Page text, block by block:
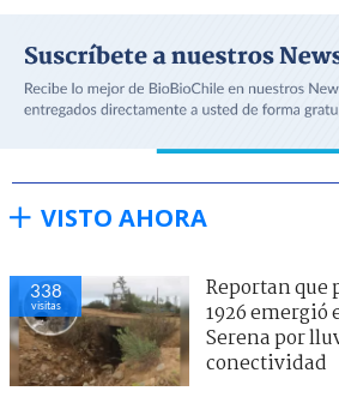
VISTO AHORA
338
visitas
Reportan que
1926 emergió
Serena por
conectividad